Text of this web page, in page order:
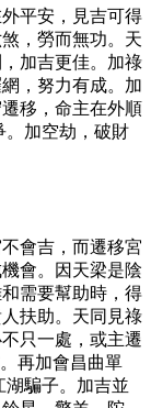
平安，見吉可得
，勞而無功。天
加吉更佳。加祿
，努力有成。加
移，命主在外順
。加空劫，破財
會吉，而遷移宮
會。因天梁是陰
需要幫助時，得
扶助。天同見祿
只一處，或主遷
再加會昌曲單
湖騙子。加吉並